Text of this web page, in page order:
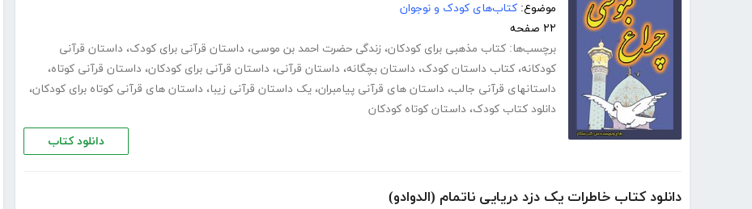
موضوع: کتاب‌های کودک و نوجوان
۲۲ صفحه
برچسب‌ها: کتاب مذهبی برای کودکان، زندگی حضرت احمد بن موسی، داستان قرآنی برای کودک، داستان قرآنی
کودکانه، کتاب داستان کودک، داستان بچگانه، داستان قرآنی، داستان قرآنی برای کودکان، داستان قرآنی کوتاه،
داستانهای قرآنی جالب، داستان های قرآنی پیامبران، یک داستان قرآنی زیبا، داستان های قرآنی کوتاه برای کودکان،
دانلود کتاب کودک، داستان کوتاه کودکان
دانلود کتاب
دانلود کتاب خاطرات یک دزد دریایی ناتمام (الدوادو)